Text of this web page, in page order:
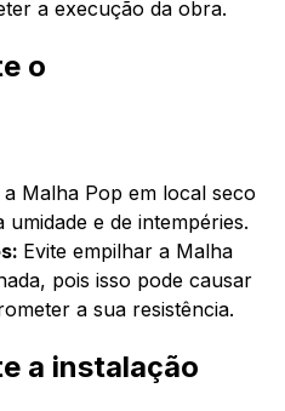
a execução da obra.
o
Malha Pop em local seco
e de intempéries.
Evite empilhar a Malha
pois isso pode causar
a sua resistência.
a instalação